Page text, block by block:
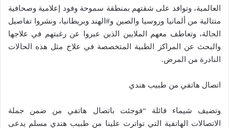
العالمية، وتوافد على شقتهم بمنطقة سموحة وفود إعلامية وصحافية
متتالية من ألمانيا وروسيا والصين و#الهند وبريطانيا، ونشروا تفاصيل
الحالة، وتعاطف معهم الملايين الذين عبروا عن رغبتهم في علاجها
والبحث عن المراكز الطبية المتخصصة في علاج مثل هذه الحالات
النادرة من المرض.
اتصال هاتفي من طبيب هندي
وتضيف شيماء قائلة “فوجئت باتصال هاتفي من ضمن جملة
الاتصالات الهاتفية التي تواترت علينا من طبيب هندي مسلم يدعى